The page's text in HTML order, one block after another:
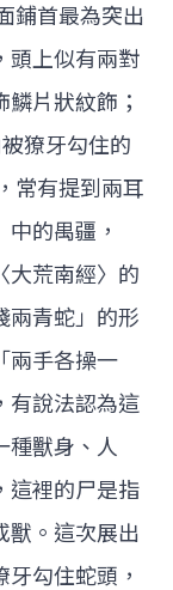
鋪首最為突出
頭上似有兩對
片狀紋飾；
獠牙勾住的
常有提到兩耳
的禺疆，
大荒南經〉的
兩青蛇」的形
兩手各操一
有說法認為這
種獸身、人
這裡的尸是指
獸。這次展出
勾住蛇頭，